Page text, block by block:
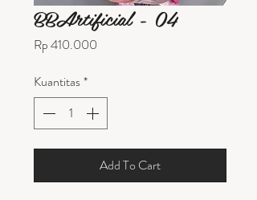
BBArtificial - 04
Rp 410.000
Kuantitas*
Add To Cart